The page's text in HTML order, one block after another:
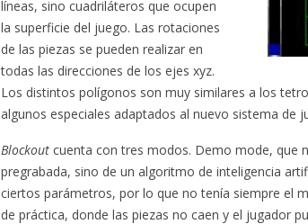
líneas, sino cuadriláteros que ocupen
la superficie del juego. Las rotaciones
de las piezas se pueden realizar en
todas las direcciones de los ejes xyz.
Los distintos polígonos son muy similares a los
algunos especiales adaptados al nuevo sistema de
Blockout cuenta con tres modos. Demo mode, que
pregrabada, sino de un algoritmo de inteligencia
ciertos parámetros, por lo que no tenía siempre el
de práctica, donde las piezas no caen y el jugador